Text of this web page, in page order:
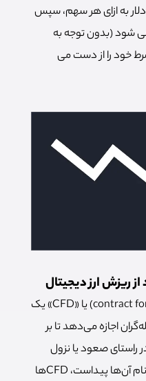
خواهند شد. با فرض پرداخت 0.30 دلار به ازای هر سهم، سپس
می شود (بدون توجه به
خود را از دست می
«قرارداد برای تفاوت» (contract for difference) یا «CFD» یک
اجازه می‌دهد تا بر
راستای صعود یا نزول
سرمایه‌گذاری کنند. همانطور که از نام آن‌ها پیداست، CFDها